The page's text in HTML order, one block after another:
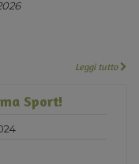
Leggi tutto
Sport!